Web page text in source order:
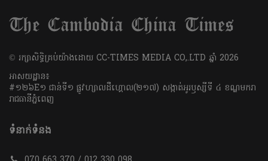
​© រក្សា​សិទ្ធិ​គ្រប់​យ៉ាង​ដោយ​ CC-TIMES MEDIA CO,.LTD ឆ្នាំ​ 2026
អាសយដ្ឋាន៖
#១២៦E១ ជាន់ទី១ ផ្លូវហ្សាលដឺហ្គោល(២១៧) សង្កាត់អូរឫស្សីទី ៤ ខណ្ឌមករា
រាជធានីភ្នំពេញ
ទំនាក់ទំនង